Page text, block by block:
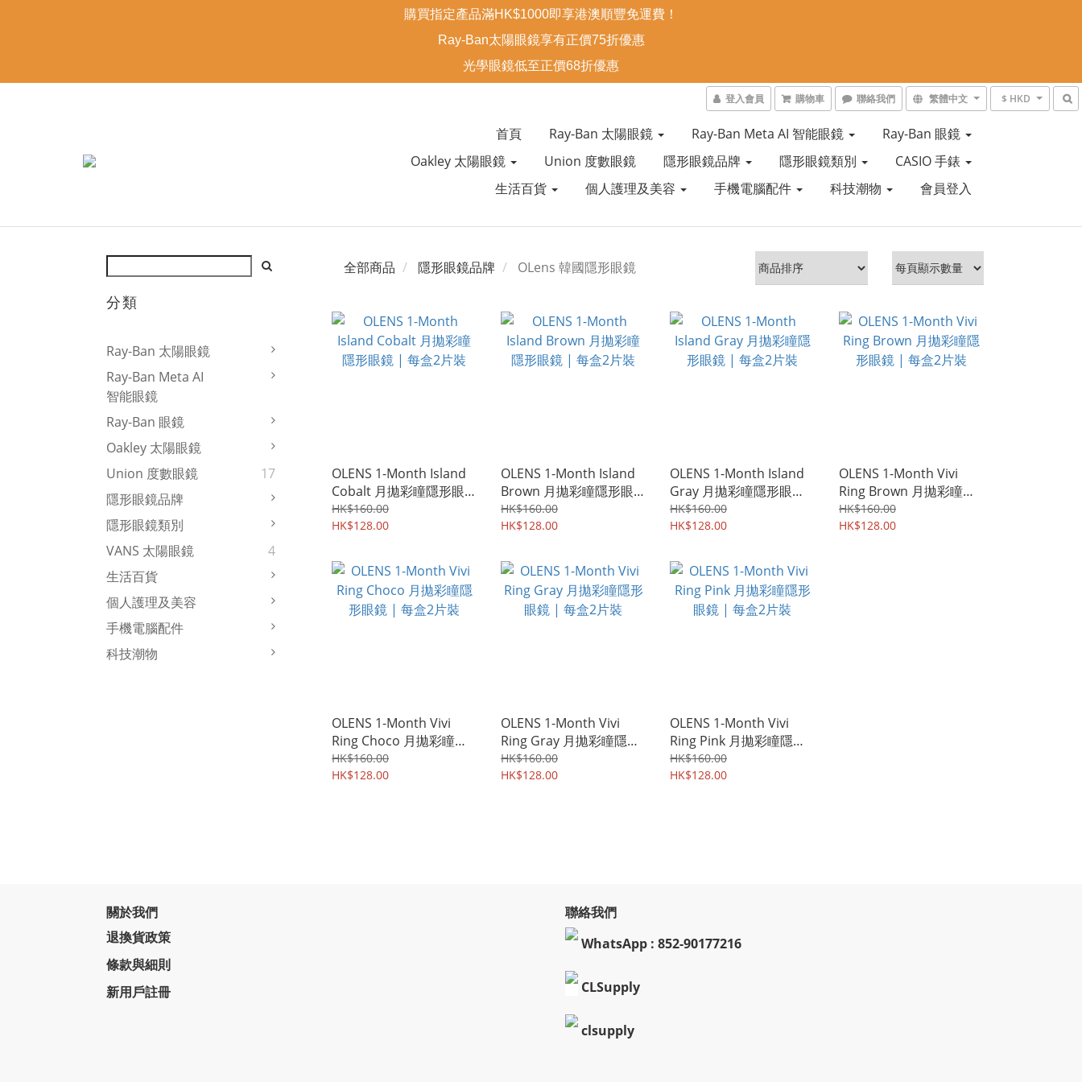
登入會員 購物車 聯絡我們 繁體中文 $ HKD
首頁 Ray-Ban 太陽眼鏡 Ray-Ban Meta AI 智能眼鏡
Ray-Ban 眼鏡
Oakley 太陽眼鏡
Union 度數眼鏡 隱形眼鏡品牌 隱形眼鏡類別
CASIO 手錶
生活百貨
個人護理及美容 手機電腦配件 科技潮物 會員登入
分類
Ray-Ban 太陽眼鏡
Ray-Ban Meta AI
智能眼鏡
Ray-Ban 眼鏡
Oakley 太陽眼鏡
Union 度數眼鏡
17
隱形眼鏡品牌
隱形眼鏡類別
VANS 太陽眼鏡
4
生活百貨
個人護理及美容
手機電腦配件
科技潮物
全部商品 隱形眼鏡品牌 OLens 韓國隱形眼鏡
OLENS 1-Month Island
Cobalt 月拋彩瞳隱形眼
鏡 | 每盒2片裝
HK$160.00
HK$128.00
OLENS 1-Month Island
Brown 月拋彩瞳隱形眼
鏡 | 每盒2片裝
HK$160.00
HK$128.00
OLENS 1-Month Island
Gray 月拋彩瞳隱形眼鏡
| 每盒2片裝
HK$160.00
HK$128.00
OLENS 1-Month Vivi
Ring Brown 月拋彩瞳隱
形眼鏡 | 每盒2片裝
HK$160.00
HK$128.00
OLENS 1-Month Vivi
Ring Choco 月拋彩瞳隱
形眼鏡 | 每盒2片裝
HK$160.00
HK$128.00
OLENS 1-Month Vivi
Ring Gray 月拋彩瞳隱形
眼鏡 | 每盒2片裝
HK$160.00
HK$128.00
OLENS 1-Month Vivi
Ring Pink 月拋彩瞳隱形
眼鏡 | 每盒2片裝
HK$160.00
HK$128.00
關於我們
退換貨政策
條款與細則
新用戶註冊
聯絡我們
WhatsApp : 852-90177216
CLSupply
clsupply
購買指定產品滿HK$1000即享港澳順豐免運費！
Ray-Ban太陽眼鏡享有正價75折優惠
光學眼鏡低至正價68折優惠